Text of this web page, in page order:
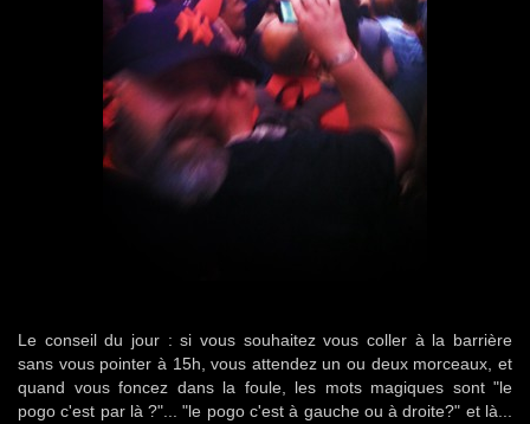
Le conseil du jour : si vous souhaitez vous coller à la barrière
sans vous pointer à 15h, vous attendez un ou deux morceaux, et
quand vous foncez dans la foule, les mots magiques sont "le
pogo c'est par là ?"... "le pogo c'est à gauche ou à droite?" et là...